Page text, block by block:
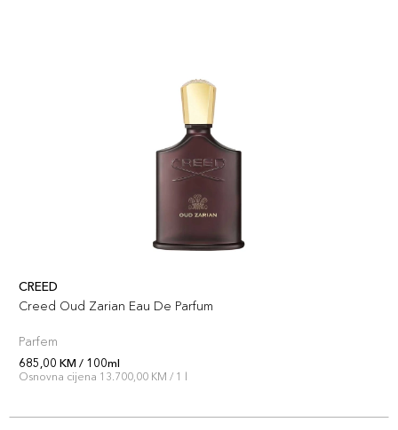
CREED
Creed Oud Zarian Eau De Parfum
Parfem
685,00 KM / 100ml
Osnovna cijena 13.700,00 KM / 1 l